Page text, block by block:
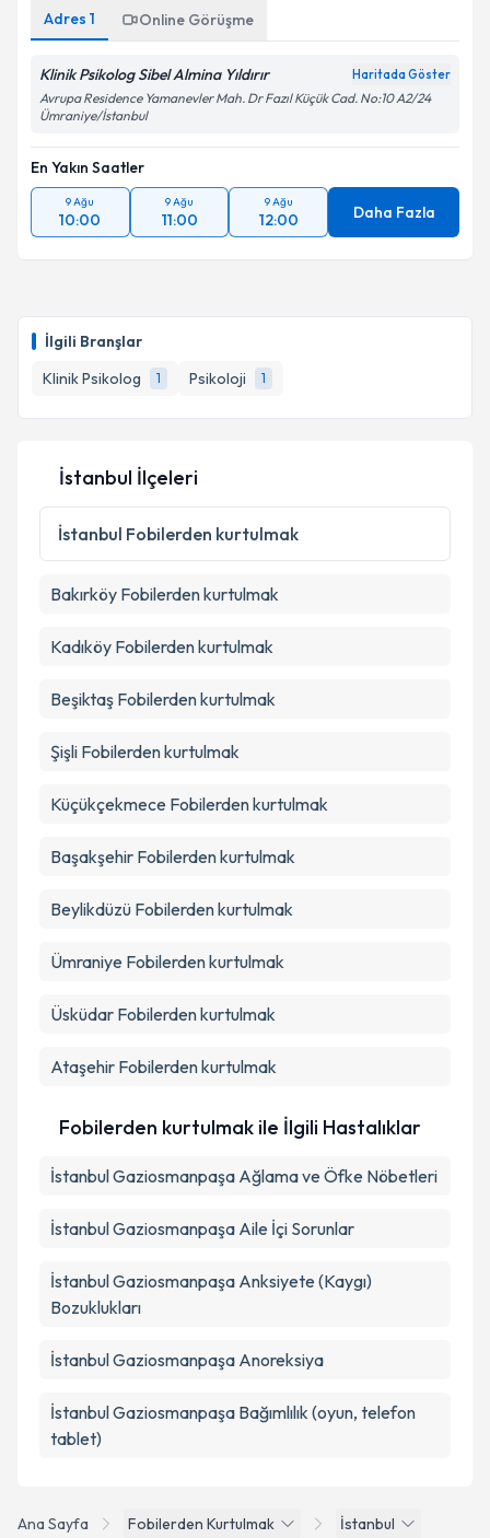
İlgili Branşlar
Klinik Psikolog
1 Psikoloji 1
Adres 1 Online Görüşme
Klinik Psikolog Sibel Almina Yıldırır Haritada Göster
Avrupa Residence Yamanevler Mah. Dr Fazıl Küçük Cad. No:10 A2/24
Ümraniye/İstanbul
En Yakın Saatler
9 Ağu
10:00
9 Ağu
11:00
9 Ağu
12:00 Daha Fazla
Ana Sayfa Fobilerden Kurtulmak
İstanbul
İstanbul İlçeleri
İstanbul Fobilerden kurtulmak
Bakırköy Fobilerden kurtulmak
Kadıköy Fobilerden kurtulmak
Beşiktaş Fobilerden kurtulmak
Şişli Fobilerden kurtulmak
Küçükçekmece Fobilerden kurtulmak
Başakşehir Fobilerden kurtulmak
Beylikdüzü Fobilerden kurtulmak
Ümraniye Fobilerden kurtulmak
Üsküdar Fobilerden kurtulmak
Ataşehir Fobilerden kurtulmak
Fobilerden kurtulmak ile İlgili Hastalıklar
İstanbul Gaziosmanpaşa Ağlama ve Öfke Nöbetleri
İstanbul Gaziosmanpaşa Aile İçi Sorunlar
İstanbul Gaziosmanpaşa Anksiyete (Kaygı)
Bozuklukları
İstanbul Gaziosmanpaşa Anoreksiya
İstanbul Gaziosmanpaşa Bağımlılık (oyun, telefon
tablet)